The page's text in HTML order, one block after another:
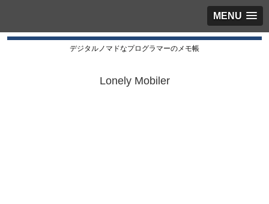
MENU
デジタルノマドなプログラマーのメモ帳
Lonely Mobiler